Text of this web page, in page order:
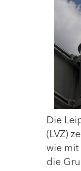
Die
(LVZ)
wie mit
die